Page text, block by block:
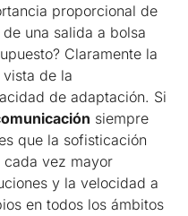
proporcional de
una salida a bolsa
Claramente la
de la
de adaptación. Si
siempre
que la sofisticación
cada vez mayor
y la velocidad a
en todos los ámbitos